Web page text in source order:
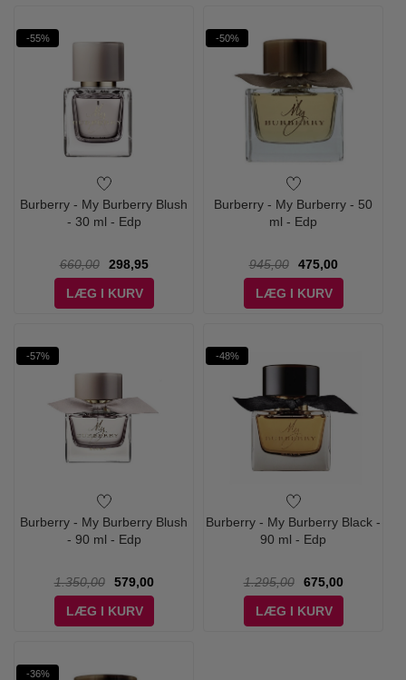
-55%
Burberry - My Burberry Blush
- 30 ml - Edp
660,00
298,95
LÆG I KURV
-50%
Burberry - My Burberry - 50
ml - Edp
945,00
475,00
LÆG I KURV
-57%
Burberry - My Burberry Blush
- 90 ml - Edp
1.350,00
579,00
LÆG I KURV
-48%
Burberry - My Burberry Black -
90 ml - Edp
1.295,00
675,00
LÆG I KURV
-36%